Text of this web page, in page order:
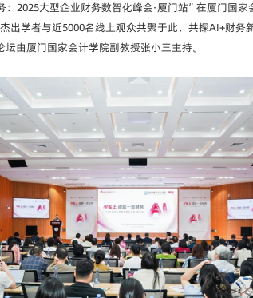
2025大型企业财务数智化峰会·厦门站”在厦门国家
出学者与近5000名线上观众共聚于此，共探AI+财务
由厦门国家会计学院副教授张小三主持。